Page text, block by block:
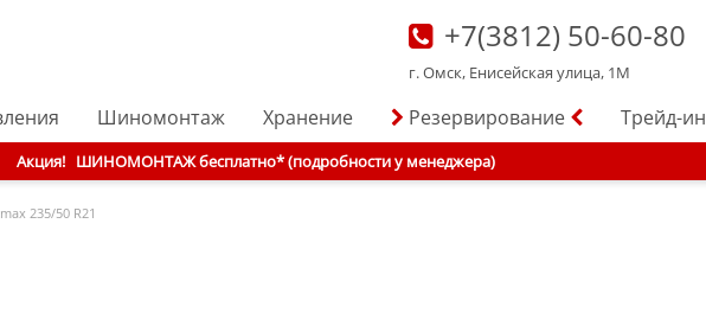
+7(3812) 50-60-80
г. Омск, Енисейская улица, 1М
Шиномонтаж Хранение Резервирование Трейд-ин
Акция! ШИНОМОНТАЖ бесплатно* (подробности у менеджера)
235/50 R21